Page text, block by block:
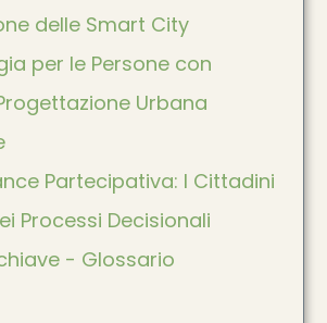
delle Smart City
per le Persone con
Urbana
Partecipativa: I Cittadini
Processi Decisionali
- Glossario